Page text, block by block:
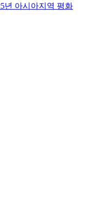
년 아시아지역 평화